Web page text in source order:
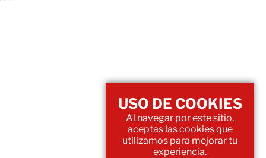
USO DE COOKIES
Al navegar por este sitio,
aceptas las cookies que
utilizamos para mejorar tu
experiencia.